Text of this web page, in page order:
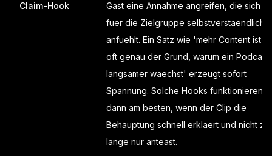
Claim-Hook
Gast eine Annahme angreifen, die sich
fuer die Zielgruppe selbstverstaendlich
anfuehlt. Ein Satz wie 'mehr Content ist
oft genau der Grund, warum ein Podcast
langsamer waechst' erzeugt sofort
Spannung. Solche Hooks funktionieren
dann am besten, wenn der Clip die
Behauptung schnell erklaert und nicht zu
lange nur anteast.